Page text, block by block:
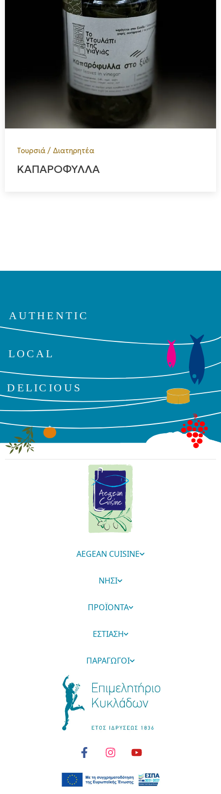
Τουρσιά / Διατηρητέα
ΚΑΠΑΡΟΦΥΛΛΑ
AEGEAN CUISINE
ΝΗΣΙ
ΠΡΟΪΟΝΤΑ
ΕΣΤΙΑΣΗ
ΠΑΡΑΓΩΓΟΙ